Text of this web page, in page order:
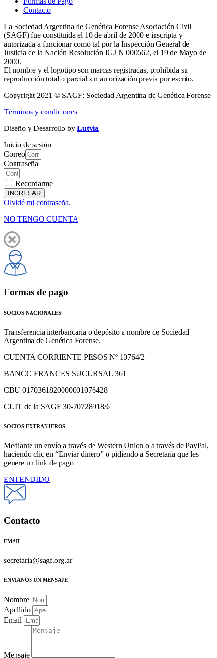
Contacto
La Sociedad Argentina de Genética Forense Asociación Civil
(SAGF) fue constituida el 10 de abril de 2000 e inscripta y
autorizada a funcionar como tal por la Inspección General de
Justicia de la Nación Resolución IGJ N 000562, el 19 de Mayo de
2000.
El nombre y el logotipo son marcas registradas, prohibida su
reproducción total o parcial sin autorización previa por escrito.
Copyright 2021 © SAGF: Sociedad Argentina de Genética Forense
Términos y condiciones
Diseño y Desarrollo by Lutvia
Inicio de sesión
Correo
Contraseña
Recordarme
INGRESAR
Olvidé mi contraseña.
NO TENGO CUENTA
Formas de pago
SOCIOS NACIONALES
Transferencia interbancaria o depósito a nombre de Sociedad
Argentina de Genética Forense.
CUENTA CORRIENTE PESOS Nº 10764/2
BANCO FRANCES SUCURSAL 361
CBU 0170361820000001076428
CUIT de la SAGF 30-70728918/6
SOCIOS EXTRANJEROS
Mediante un envío a través de Western Union o a través de PayPal,
haciendo clic en “Enviar dinero” o pidiendo a Secretaría que les
genere un link de pago.
ENTENDIDO
Contacto
EMAIL
secretaria@sagf.org.ar
ENVIANOS UN MENSAJE
Nombre
Apellido
Email
Mensaje